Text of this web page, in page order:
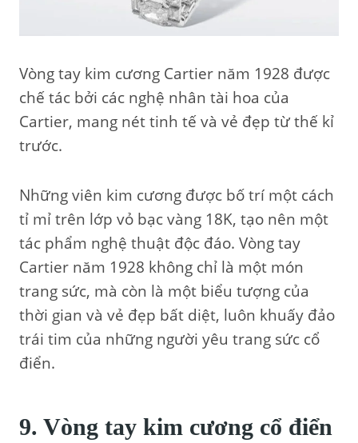
Vòng tay kim cương Cartier năm 1928 được
chế tác bởi các nghệ nhân tài hoa của
Cartier, mang nét tinh tế và vẻ đẹp từ thế kỉ
trước.
Những viên kim cương được bố trí một cách
tỉ mỉ trên lớp vỏ bạc vàng 18K, tạo nên một
tác phẩm nghệ thuật độc đáo. Vòng tay
Cartier năm 1928 không chỉ là một món
trang sức, mà còn là một biểu tượng của
thời gian và vẻ đẹp bất diệt, luôn khuấy đảo
trái tim của những người yêu trang sức cổ
điển.
9. Vòng tay kim cương cổ điển